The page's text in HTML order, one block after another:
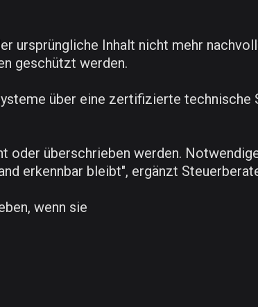
ursprüngliche Inhalt nicht mehr
geschützt werden.
über eine zertifizierte technische
oder überschrieben werden.
erkennbar bleibt", ergänzt
wenn sie